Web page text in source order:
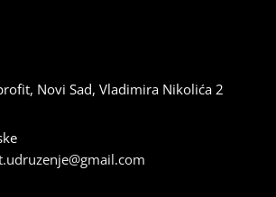
Novi Sad, Vladimira Nikolića 2